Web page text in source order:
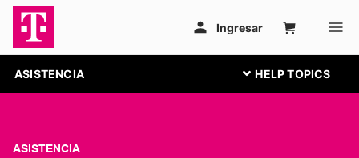
ASISTENCIA
ASISTENCIA